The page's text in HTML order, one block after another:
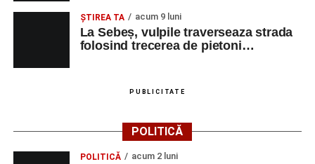
ŞTIREA TA acum 9 luni
La Sebeș, vulpile traverseaza strada
folosind trecerea de pietoni…
PUBLICITATE
POLITICĂ
POLITICĂ acum 2 luni